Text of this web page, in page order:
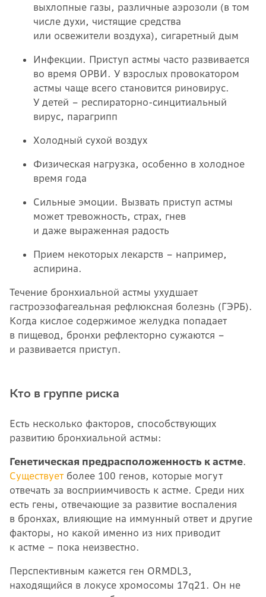
выхлопные газы, различные аэрозоли (в том
числе духи, чистящие средства
или освежители воздуха), сигаретный дым
Инфекции. Приступ астмы часто развивается
во время ОРВИ. У взрослых провокатором
астмы чаще всего становится риновирус.
У детей – респираторно-синцитиальный
вирус, парагрипп
Холодный сухой воздух
Физическая нагрузка, особенно в холодное
время года
Сильные эмоции. Вызвать приступ астмы
может тревожность, страх, гнев
и даже выраженная радость
Прием некоторых лекарств – например,
аспирина.
Течение бронхиальной астмы ухудшает
гастроэзофагеальная рефлюксная болезнь (ГЭРБ).
Когда кислое содержимое желудка попадает
в пищевод, бронхи рефлекторно сужаются –
и развивается приступ.
Кто в группе риска
Есть несколько факторов, способствующих
развитию бронхиальной астмы:
Генетическая предрасположенность к астме.
Существует более 100 генов, которые могут
отвечать за восприимчивость к астме. Среди них
есть гены, отвечающие за развитие воспаления
в бронхах, влияющие на иммунный ответ и другие
факторы, но какой именно из них приводит
к астме – пока неизвестно.
Перспективным кажется ген ORMDL3,
находящийся в локусе хромосомы 17q21. Он не